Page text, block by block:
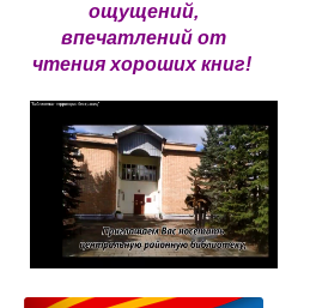
ощущений,
впечатлений от
чтения хороших книг!